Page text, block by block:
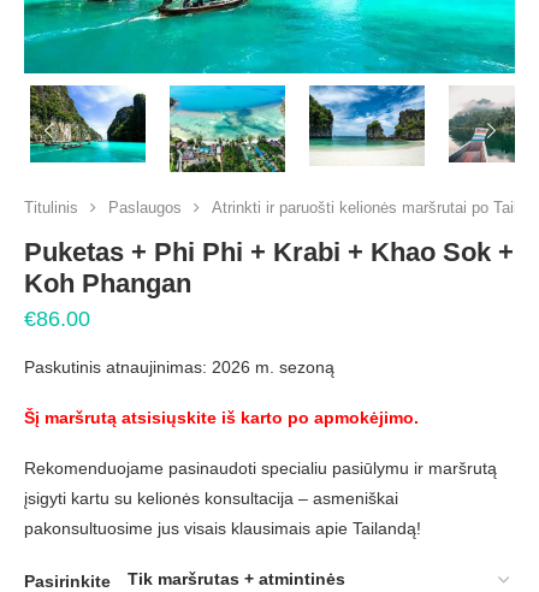
PREVIOUS NEXT
Titulinis Paslaugos Atrinkti ir paruošti kelionės maršrutai po
Puketas + Phi Phi + Krabi + Khao Sok +
Koh Phangan
€86.00
Paskutinis atnaujinimas: 2026 m. sezoną
Šį maršrutą atsisiųskite iš karto po apmokėjimo.
Rekomenduojame pasinaudoti specialiu pasiūlymu ir maršrutą
įsigyti kartu su kelionės konsultacija – asmeniškai
pakonsultuosime jus visais klausimais apie Tailandą!
Pasirinkite